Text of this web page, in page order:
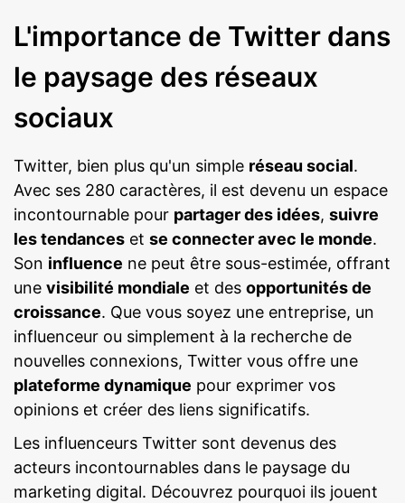
L'importance de Twitter dans
le paysage des réseaux
sociaux
Twitter, bien plus qu'un simple réseau social.
Avec ses 280 caractères, il est devenu un espace
incontournable pour partager des idées, suivre
les tendances et se connecter avec le monde.
Son influence ne peut être sous-estimée, offrant
une visibilité mondiale et des opportunités de
croissance. Que vous soyez une entreprise, un
influenceur ou simplement à la recherche de
nouvelles connexions, Twitter vous offre une
plateforme dynamique pour exprimer vos
opinions et créer des liens significatifs.
Les influenceurs Twitter sont devenus des
acteurs incontournables dans le paysage du
marketing digital. Découvrez pourquoi ils jouent